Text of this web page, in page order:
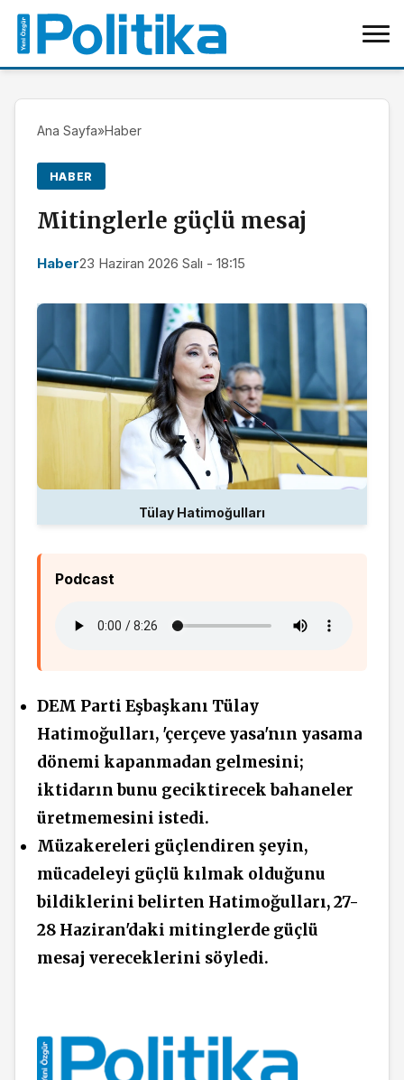
Ana Sayfa»Haber
HABER
Mitinglerle güçlü mesaj
Haber23 Haziran 2026 Salı - 18:15
Tülay Hatimoğulları
Podcast
DEM Parti Eşbaşkanı Tülay
Hatimoğulları, 'çerçeve yasa'nın yasama
dönemi kapanmadan gelmesini;
iktidarın bunu geciktirecek bahaneler
üretmemesini istedi.
Müzakereleri güçlendiren şeyin,
mücadeleyi güçlü kılmak olduğunu
bildiklerini belirten Hatimoğulları, 27-
28 Haziran'daki mitinglerde güçlü
mesaj vereceklerini söyledi.